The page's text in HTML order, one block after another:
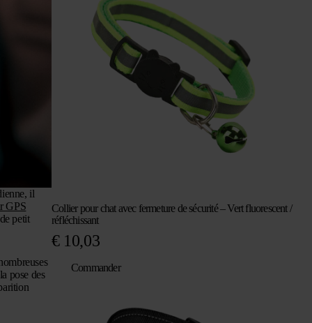
il
GPS
petit
pose des
Collier pour chat avec fermeture de sécurité – Vert fluorescent /
réfléchissant
€10,03
Commander